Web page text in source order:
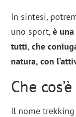
In sintesi,
uno sport,è
tutti, che
natura, con
Che
Il nome